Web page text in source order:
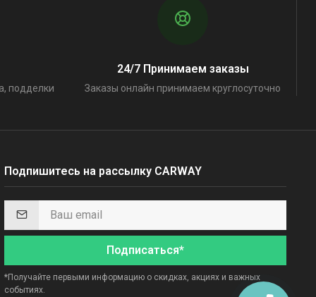
подделки
24/7 Принимаем заказы
Заказы онлайн принимаем круглосуточно
Подпишитесь на рассылку CARWAY
Подписаться*
*Получайте первыми информацию о скидках, акциях и важных
событиях.